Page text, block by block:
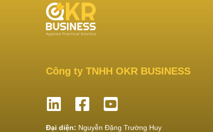
Công ty TNHH OKR BUSINESS
Đại diện: Nguyễn Đặng Trường Huy